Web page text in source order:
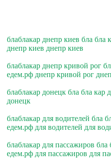
блаблакар днепр киев бла бла
днепр киев днепр киев
блаблакар днепр кривой рог
едем.рф днепр кривой рог
блаблакар донецк бла бла кар
донецк
блаблакар для водителей бла
едем.рф для водителей для
блаблакар для пассажиров бла
едем.рф для пассажиров для